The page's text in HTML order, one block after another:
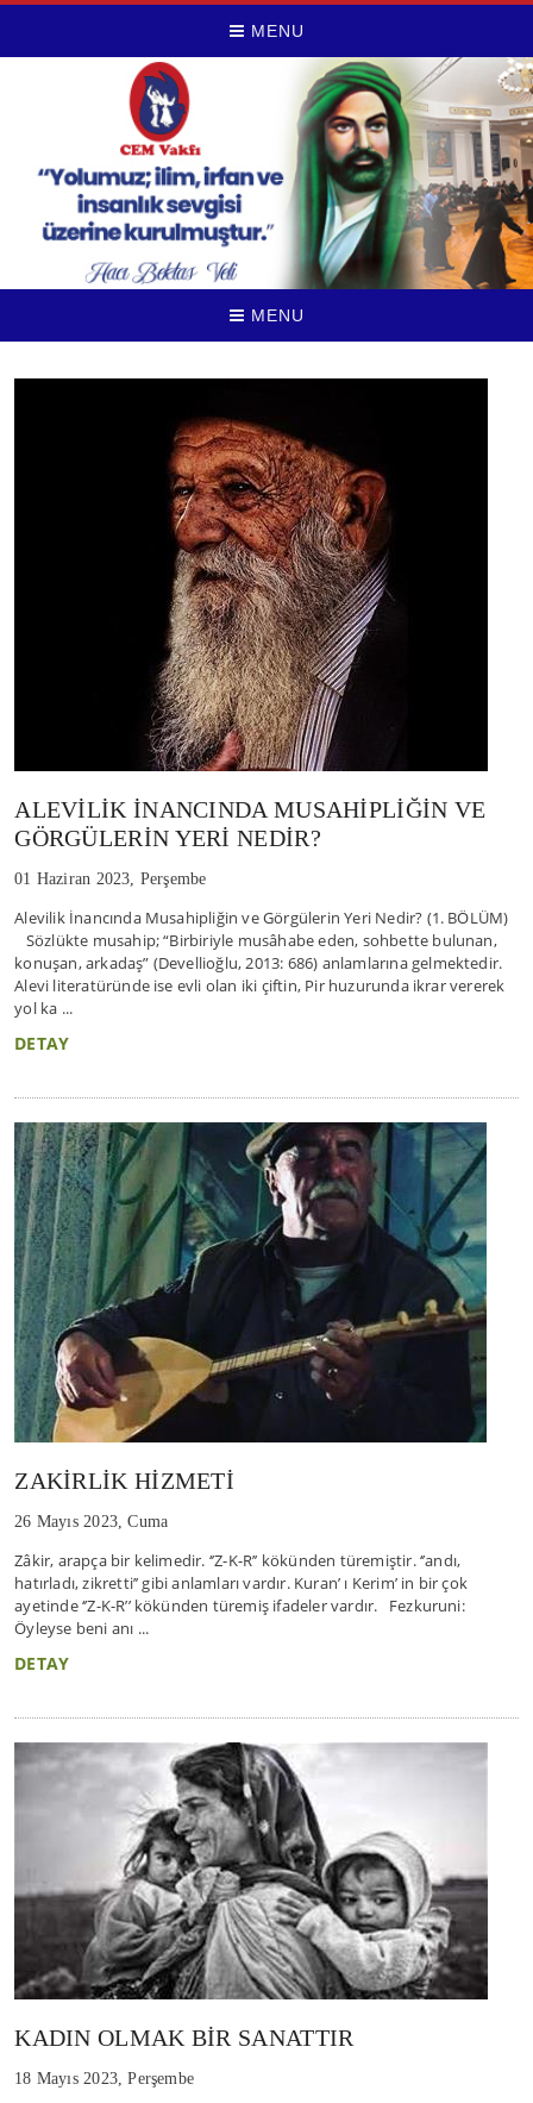
MENU
MENU
ALEVİLİK İNANCINDA MUSAHİPLİĞİN VE
GÖRGÜLERİN YERİ NEDİR?
01 Haziran 2023, Perşembe
Alevilik İnancında Musahipliğin ve Görgülerin Yeri Nedir? (1. BÖLÜM)
Sözlükte musahip; “Birbiriyle musâhabe eden, sohbette bulunan,
konuşan, arkadaş” (Devellioğlu, 2013: 686) anlamlarına gelmektedir.
Alevi literatüründe ise evli olan iki çiftin, Pir huzurunda ikrar vererek
yol ka ...
DETAY
ZAKİRLİK HİZMETİ
26 Mayıs 2023, Cuma
Zâkir, arapça bir kelimedir. ‘’Z-K-R’’ kökünden türemiştir. ‘’andı,
hatırladı, zikretti’’ gibi anlamları vardır. Kuran’ ı Kerim’ in bir çok
ayetinde ‘’Z-K-R’’ kökünden türemiş ifadeler vardır. Fezkuruni:
Öyleyse beni anı ...
DETAY
KADIN OLMAK BİR SANATTIR
18 Mayıs 2023, Perşembe